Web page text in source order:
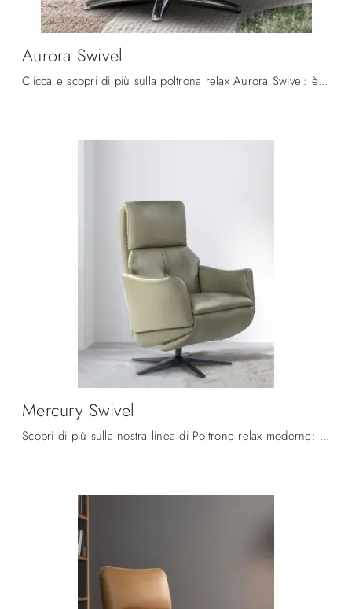
Aurora Swivel
Clicca e scopri di più sulla poltrona relax Aurora Swivel: è studiata per supportare ogni movimento con facilità; guarda tutte le Poltrone relax in ...
Mercury Swivel
Scopri di più sulla nostra linea di Poltrone relax moderne: ottieni il massimo livello di comodità con la poltrona relax Mercury Swivel in pelle.